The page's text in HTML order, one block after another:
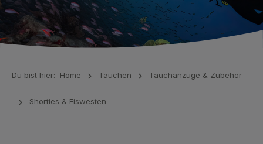
Du bist hier: Home Tauchen Tauchanzüge & Zubehör
Shorties & Eiswesten